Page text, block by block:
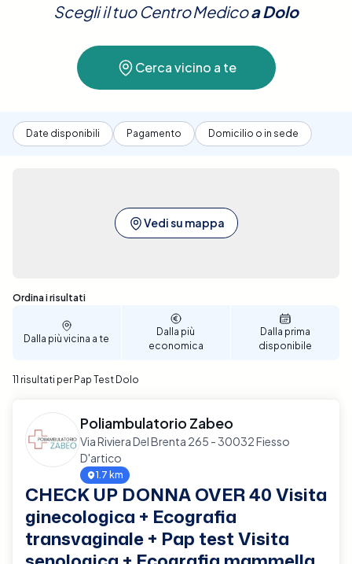
anomalie.
preferisci.Prenota ora per un controllo preventivo
Scegli il tuo Centro MedicoaDolo
Cerca vicino a te
Date disponibili Pagamento Domicilio o in sede
Vedi su mappa
Sono stati trovati 11 risultati
Ordina i risultati
Dalla più vicina a te
Dalla più
economica
Dalla prima
disponibile
11 risultati per Pap Test Dolo
Poliambulatorio Zabeo
Via Riviera Del Brenta 265 - 30032 Fiesso
D'artico
1.7 km
CHECK UP DONNA OVER 40 Visita
ginecologica + Ecografia
transvaginale + Pap test Visita